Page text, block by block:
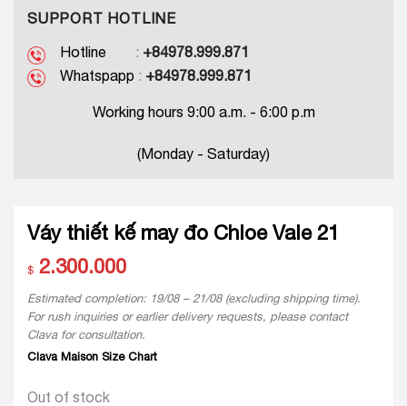
SUPPORT HOTLINE
Hotline : +84978.999.871
Whatspapp : +84978.999.871
Working hours 9:00 a.m. - 6:00 p.m
(Monday - Saturday)
Váy thiết kế may đo Chloe Vale 21
$ 2.300.000
Estimated completion: 19/08 – 21/08 (excluding shipping time).
For rush inquiries or earlier delivery requests, please contact
Clava for consultation.
Clava Maison Size Chart
Out of stock